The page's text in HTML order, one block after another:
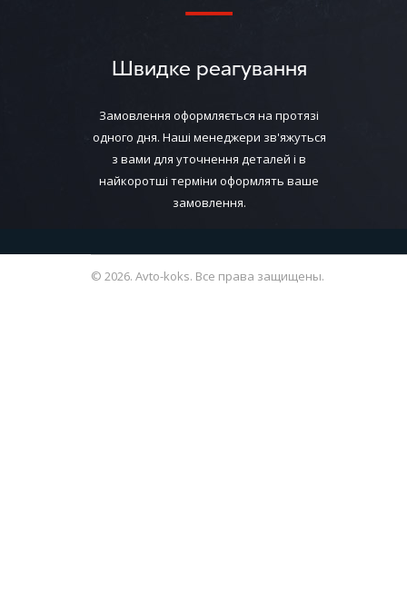
Швидке реагування
Замовлення оформляється на протязі
одного дня. Наші менеджери зв'яжуться
з вами для уточнення деталей і в
найкоротші терміни оформлять ваше
замовлення.
© 2026. Avto-koks. Все права защищены.